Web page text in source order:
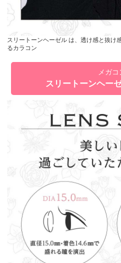
スリートーンヘーゼル は、透け感と抜け
るカラコン
メガコ
スリートーンヘー